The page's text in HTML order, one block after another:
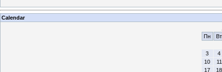
Calendar
Пн
Вт
3
4
10
11
17
18